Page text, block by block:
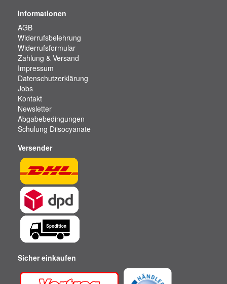
Informationen
AGB
Widerrufsbelehrung
Widerrufsformular
Zahlung & Versand
Impressum
Datenschutzerklärung
Jobs
Kontakt
Newsletter
Abgabebedingungen
Schulung Diisocyanate
Versender
Sicher einkaufen